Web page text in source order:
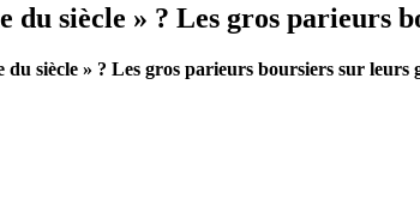
siècle » ? Les gros parieurs
siècle » ? Les gros parieurs boursiers sur leurs